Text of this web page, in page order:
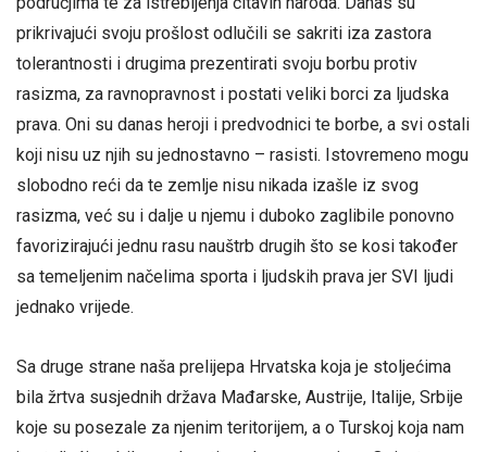
prikrivajući svoju prošlost odlučili se sakriti iza zastora
tolerantnosti i drugima prezentirati svoju borbu protiv
rasizma, za ravnopravnost i postati veliki borci za ljudska
prava. Oni su danas heroji i predvodnici te borbe, a svi ostali
koji nisu uz njih su jednostavno – rasisti. Istovremeno mogu
slobodno reći da te zemlje nisu nikada izašle iz svog
rasizma, već su i dalje u njemu i duboko zaglibile ponovno
favorizirajući jednu rasu nauštrb drugih što se kosi također
sa temeljenim načelima sporta i ljudskih prava jer SVI ljudi
jednako vrijede.
Sa druge strane naša prelijepa Hrvatska koja je stoljećima
bila žrtva susjednih država Mađarske, Austrije, Italije, Srbije
koje su posezale za njenim teritorijem, a o Turskoj koja nam